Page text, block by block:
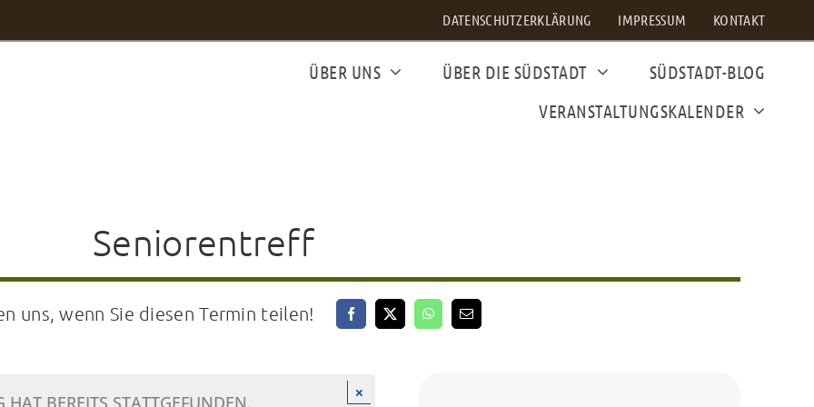
DATENSCHUTZERKLÄRUNG IMPRESSUM KONTAKT
ÜBER UNS ÜBER DIE SÜDSTADT
SÜDSTADT-BLOG
VERANSTALTUNGSKALENDER
Seniorentreff
uns, wenn Sie diesen Termin teilen!
×